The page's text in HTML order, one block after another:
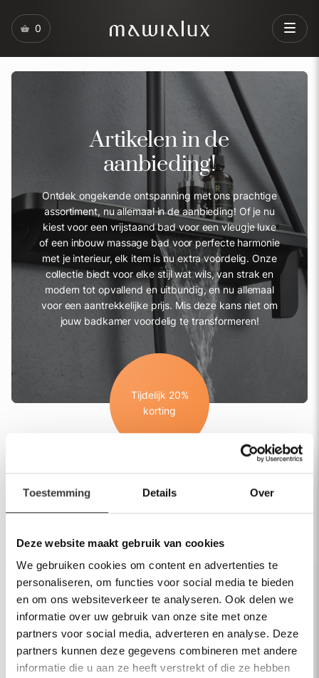
Toestemming Details Over
Deze website maakt gebruik van cookies
We gebruiken cookies om content en advertenties te
personaliseren, om functies voor social media te bieden
en om ons websiteverkeer te analyseren. Ook delen we
informatie over uw gebruik van onze site met onze
partners voor social media, adverteren en analyse. Deze
partners kunnen deze gegevens combineren met andere
informatie die u aan ze heeft verstrekt of die ze hebben
0
Artikelen in de
aanbieding!
Ontdek ongekende ontspanning met ons prachtige
assortiment, nu allemaal in de aanbieding! Of je nu
kiest voor een vrijstaand bad voor een vleugje luxe
of een inbouw massage bad voor perfecte harmonie
met je interieur, elk item is nu extra voordelig. Onze
collectie biedt voor elke stijl wat wils, van strak en
modern tot opvallend en uitbundig, en nu allemaal
voor een aantrekkelijke prijs. Mis deze kans niet om
jouw badkamer voordelig te transformeren!
Tijdelijk 20%
korting
Sorteer en filter
Assortiment
Spiegels